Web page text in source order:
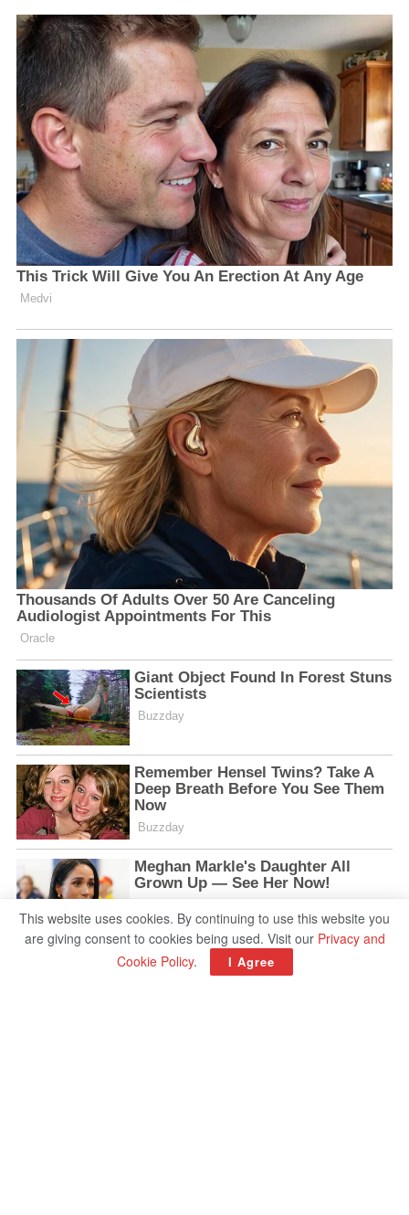
This website uses cookies. By continuing to use this website you
are giving consent to cookies being used. Visit our Privacy and
Cookie Policy. I Agree